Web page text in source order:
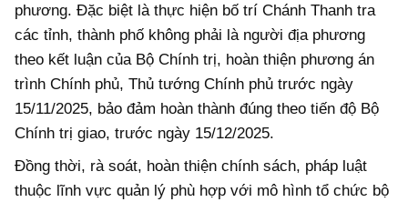
phương. Đặc biệt là thực hiện bố trí Chánh Thanh tra
các tỉnh, thành phố không phải là người địa phương
theo kết luận của Bộ Chính trị, hoàn thiện phương án
trình Chính phủ, Thủ tướng Chính phủ trước ngày
15/11/2025, bảo đảm hoàn thành đúng theo tiến độ Bộ
Chính trị giao, trước ngày 15/12/2025.
Đồng thời, rà soát, hoàn thiện chính sách, pháp luật
thuộc lĩnh vực quản lý phù hợp với mô hình tổ chức bộ